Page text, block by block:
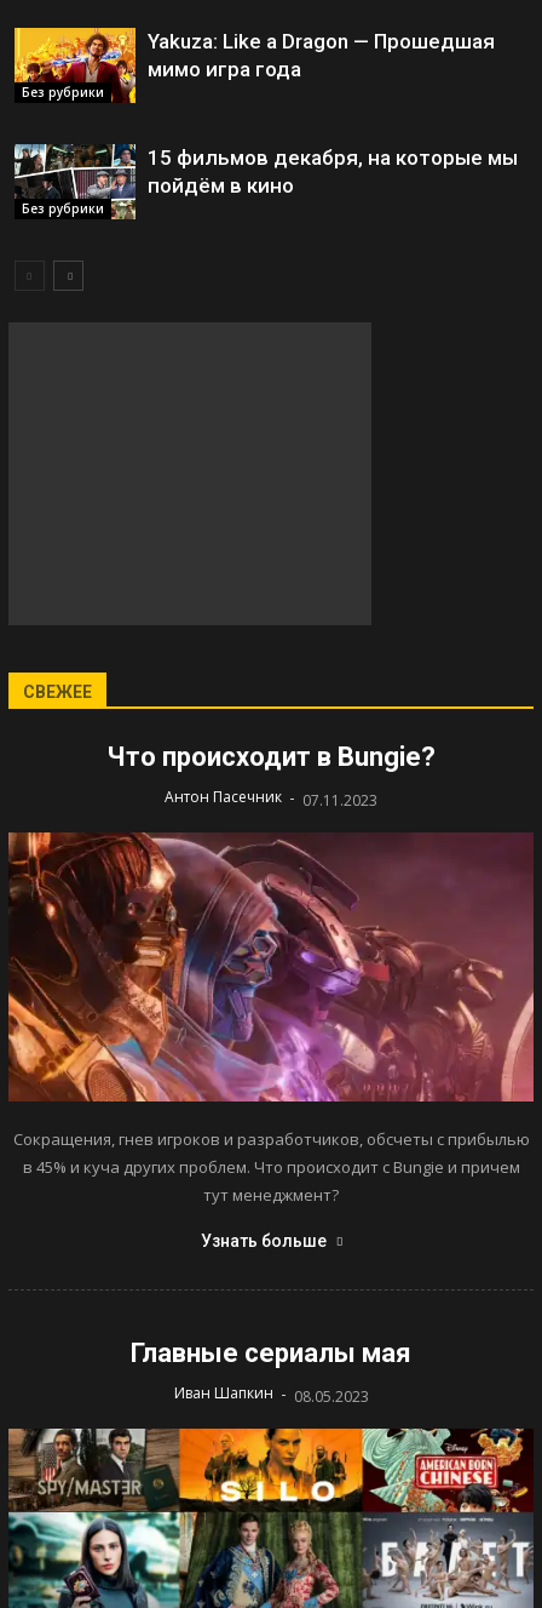
Без рубрики
Yakuza: Like a Dragon — Прошедшая
мимо игра года
Без рубрики
15 фильмов декабря, на которые мы
пойдём в кино
СВЕЖЕЕ
Что происходит в Bungie?
Антон Пасечник - 07.11.2023
Сокращения, гнев игроков и разработчиков, обсчеты с прибылью
в 45% и куча других проблем. Что происходит с Bungie и причем
тут менеджмент?
Узнать больше
Главные сериалы мая
Иван Шапкин - 08.05.2023